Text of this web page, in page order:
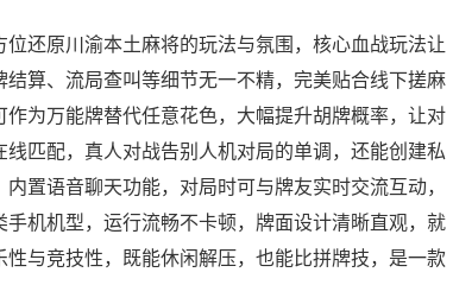
还原川渝本土麻将的玩法与氛围，核心血战玩法让
算、流局查叫等细节无一不精，完美贴合线下搓麻
为万能牌替代任意花色，大幅提升胡牌概率，让对
匹配，真人对战告别人机对局的单调，还能创建私
置语音聊天功能，对局时可与牌友实时交流互动，
机机型，运行流畅不卡顿，牌面设计清晰直观，就
与竞技性，既能休闲解压，也能比拼牌技，是一款